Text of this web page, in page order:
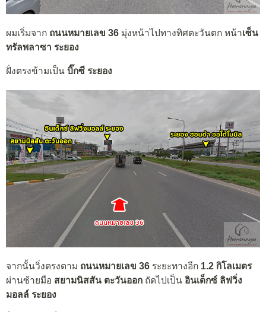
ผมเริ่มจาก ถนนหมายเลข 36 มุ่งหน้าไปทางทิศตะวันตก หน้าเซ็น
ทรัลพลาซา ระยอง
ฝั่งตรงข้ามเป็น บิ๊กซี ระยอง
จากนั้นวิ่งตรงตาม ถนนหมายเลข 36 ระยะทางอีก 1.2 กิโลเมตร
ผ่านซ้ายมือ สยามนิสสัน ตะวันออก ถัดไปเป็น อินเด็กซ์ ลิฟวิ่ง
มอลล์ ระยอง